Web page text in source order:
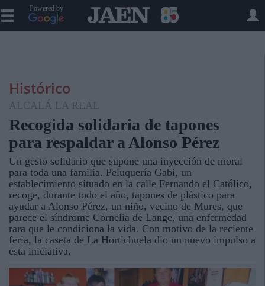
Powered by
Histórico
ALCALÁ LA REAL
Recogida solidaria de tapones
para respaldar a Alonso Pérez
Un gesto solidario que supone una inyección de moral
para toda una familia. Peluquería Gabi, un
establecimiento situado en la calle Fernando el Católico,
recoge, durante todo el año, tapones de plástico para
ayudar a Alonso Pérez, un niño, vecino de Mures, que
parece el síndrome Cornelia de Lange, una enfermedad
rara que le condiciona la vida. Con motivo de la reciente
feria, la caseta de La Hortichuela dio un nuevo impulso a
esta iniciativa.